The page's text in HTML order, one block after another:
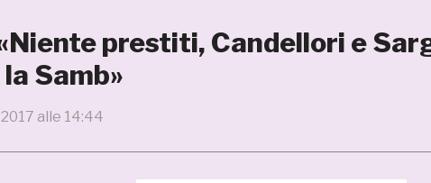
prestiti, Candellori e
Samb»
alle 14:44